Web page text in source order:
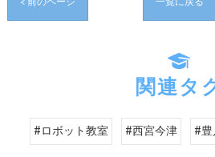
関連タ
#ロボット教室 #西宮今津 #豊